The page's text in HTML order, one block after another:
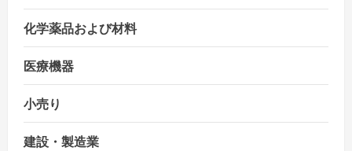
化学薬品および材料
医療機器
小売り
建設・製造業